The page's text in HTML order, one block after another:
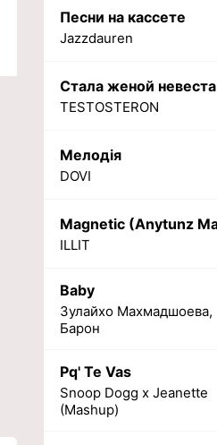
Песни на кассете
Jazzdauren
Стала женой невеста
TESTOSTERON
Мелодія
DOVI
ILLIT
Baby
Зулайхо Махмадшоева,
Барон
Pq' Te Vas
Snoop Dogg x Jeanette
(Mashup)